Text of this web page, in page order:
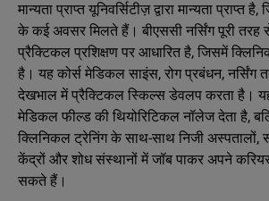
मान्यता प्राप्त यूनिवर्सिटीज़ द्वारा मान्यता
के कई अवसर मिलते हैं। बीएससी नर्सिंग पूरी तरह
प्रैक्टिकल प्रशिक्षण पर आधारित है, जिसमें
है। यह कोर्स मेडिकल साइंस, रोग प्रबंधन, नर्सिंग
देखभाल में प्रैक्टिकल स्किल्स डेवलप करता है।
मेडिकल फील्ड की थियोरिटिकल नॉलेज देता है,
क्लिनिकल ट्रेनिंग के साथ-साथ निजी अस्पतालों,
केंद्रों और शोध संस्थानों में जॉब पाकर अपने
सकते हैं।